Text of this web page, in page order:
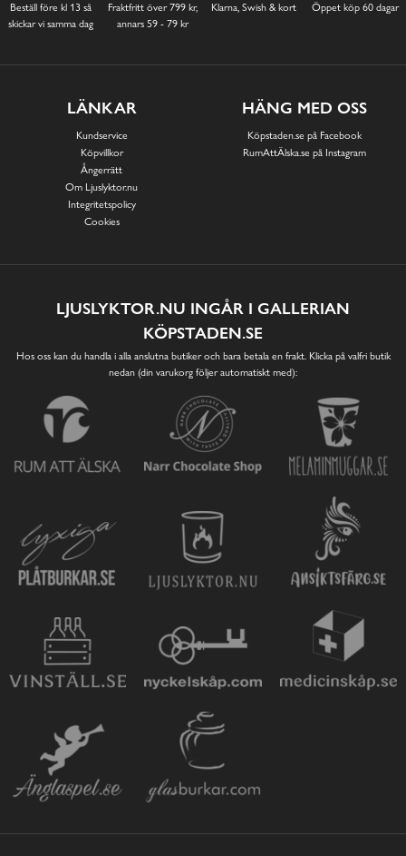
Beställ före kl 13 så
skickar vi samma dag
Fraktfritt över 799 kr,
annars 59 - 79 kr
Klarna, Swish & kort Öppet köp 60 dagar
LÄNKAR
Kundservice
Köpvillkor
Ångerrätt
Om Ljuslyktor.nu
Integritetspolicy
Cookies
HÄNG MED OSS
Köpstaden.se på Facebook
RumAttÄlska.se på Instagram
LJUSLYKTOR.NU INGÅR I GALLERIAN
KÖPSTADEN.SE
Hos oss kan du handla i alla anslutna butiker och bara betala en frakt. Klicka på valfri butik
nedan (din varukorg följer automatiskt med):